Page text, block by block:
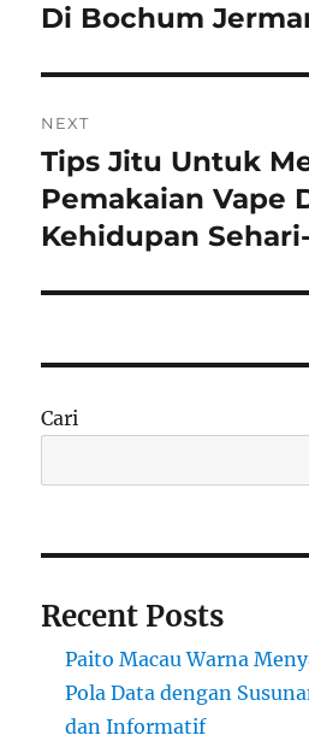
post:
Di Bochum
NEXT
Next
post:
Tips Jitu Untuk
Pemakaian Vape
Kehidupan
Cari
Recent Posts
Paito Macau Warna
Pola Data dengan
dan Informatif